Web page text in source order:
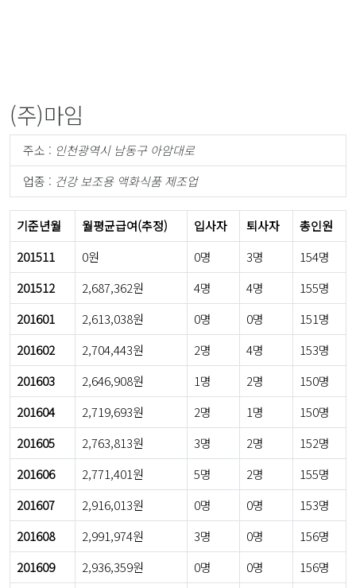
(주)마임
주소 : 인천광역시 남동구 아암대로
업종 : 건강 보조용 액화식품 제조업
기준년월 월평균급여(추정) 입사자 퇴사자
총인원
201511
0원 0명 3명
154명
201512
2,687,362원 4명 4명
155명
201601
2,613,038원 0명 0명
151명
201602
2,704,443원 2명 4명
153명
201603
2,646,908원 1명 2명
150명
201604
2,719,693원 2명 1명
150명
201605
2,763,813원 3명 2명
152명
201606
2,771,401원 5명 2명
155명
201607
2,916,013원 0명 0명
153명
201608
2,991,974원 3명 0명
156명
201609
2,936,359원 0명 0명
156명